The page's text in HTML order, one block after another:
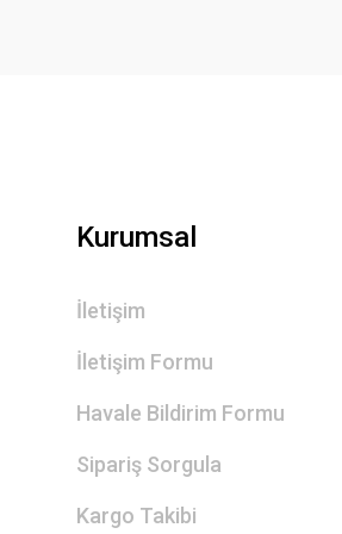
Kurumsal
İletişim
İletişim Formu
Havale Bildirim Formu
Sipariş Sorgula
Kargo Takibi